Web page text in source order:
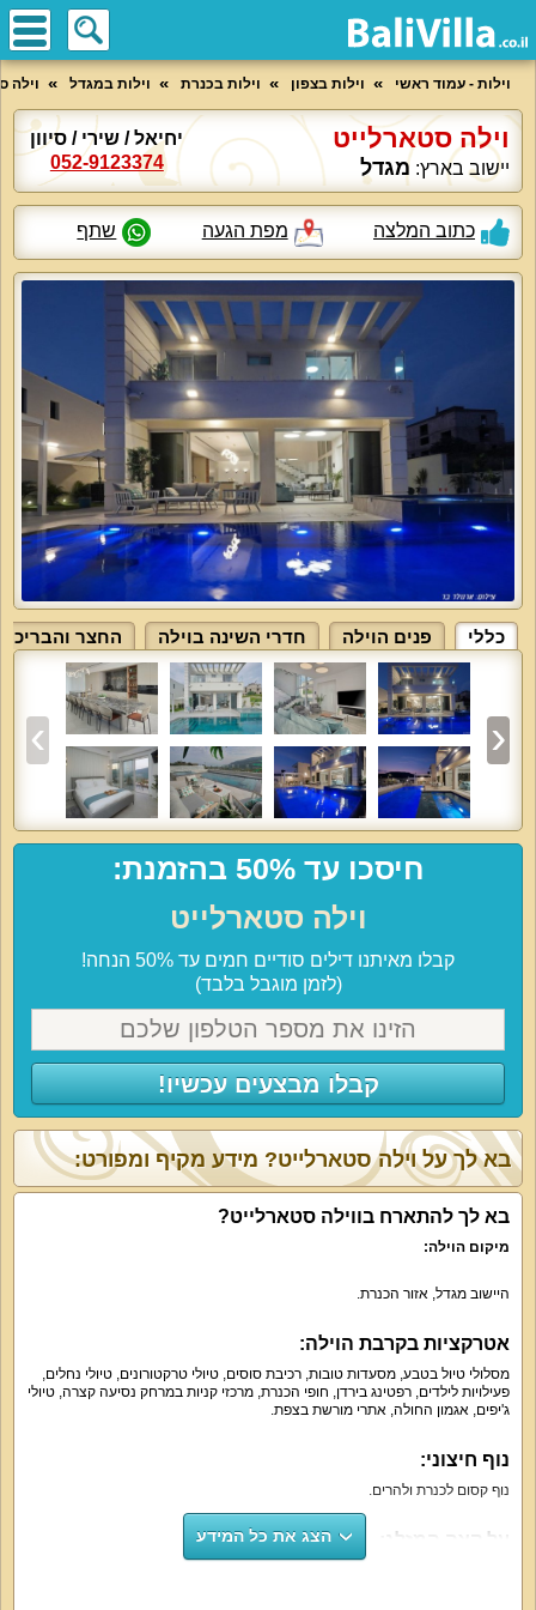
וילות - עמוד ראשי וילות בצפון וילות בכנרת וילות במגדל וילה
וילה סטארלייט
יישוב בארץ: מגדל
יחיאל / שירי / סיוון
052-9123374
כתוב המלצה מפת הגעה שתף
כללי פנים הוילה חדרי השינה בוילה החצר והבריכה
חיסכו עד 50% בהזמנת:
וילה סטארלייט
קבלו מאיתנו דילים סודיים חמים עד 50% הנחה!
(לזמן מוגבל בלבד)
קבלו מבצעים עכשיו!
בא לך על וילה סטארלייט? מידע מקיף ומפורט:
בא לך להתארח בווילה סטארלייט?
מיקום הוילה:
היישוב מגדל, אזור הכנרת.
אטרקציות בקרבת הוילה:
מסלולי טיול בטבע, מסעדות טובות, רכיבת סוסים, טיולי טרקטורונים, טיולי נחלים,
פעילויות לילדים, רפטינג בירדן, חופי הכנרת, מרכזי קניות במרחק נסיעה קצרה, טיולי
ג'יפים, אגמון החולה, אתרי מורשת בצפת.
נוף חיצוני:
נוף קסום לכנרת ולהרים.
על קצה המזלג: הצג את כל המידע